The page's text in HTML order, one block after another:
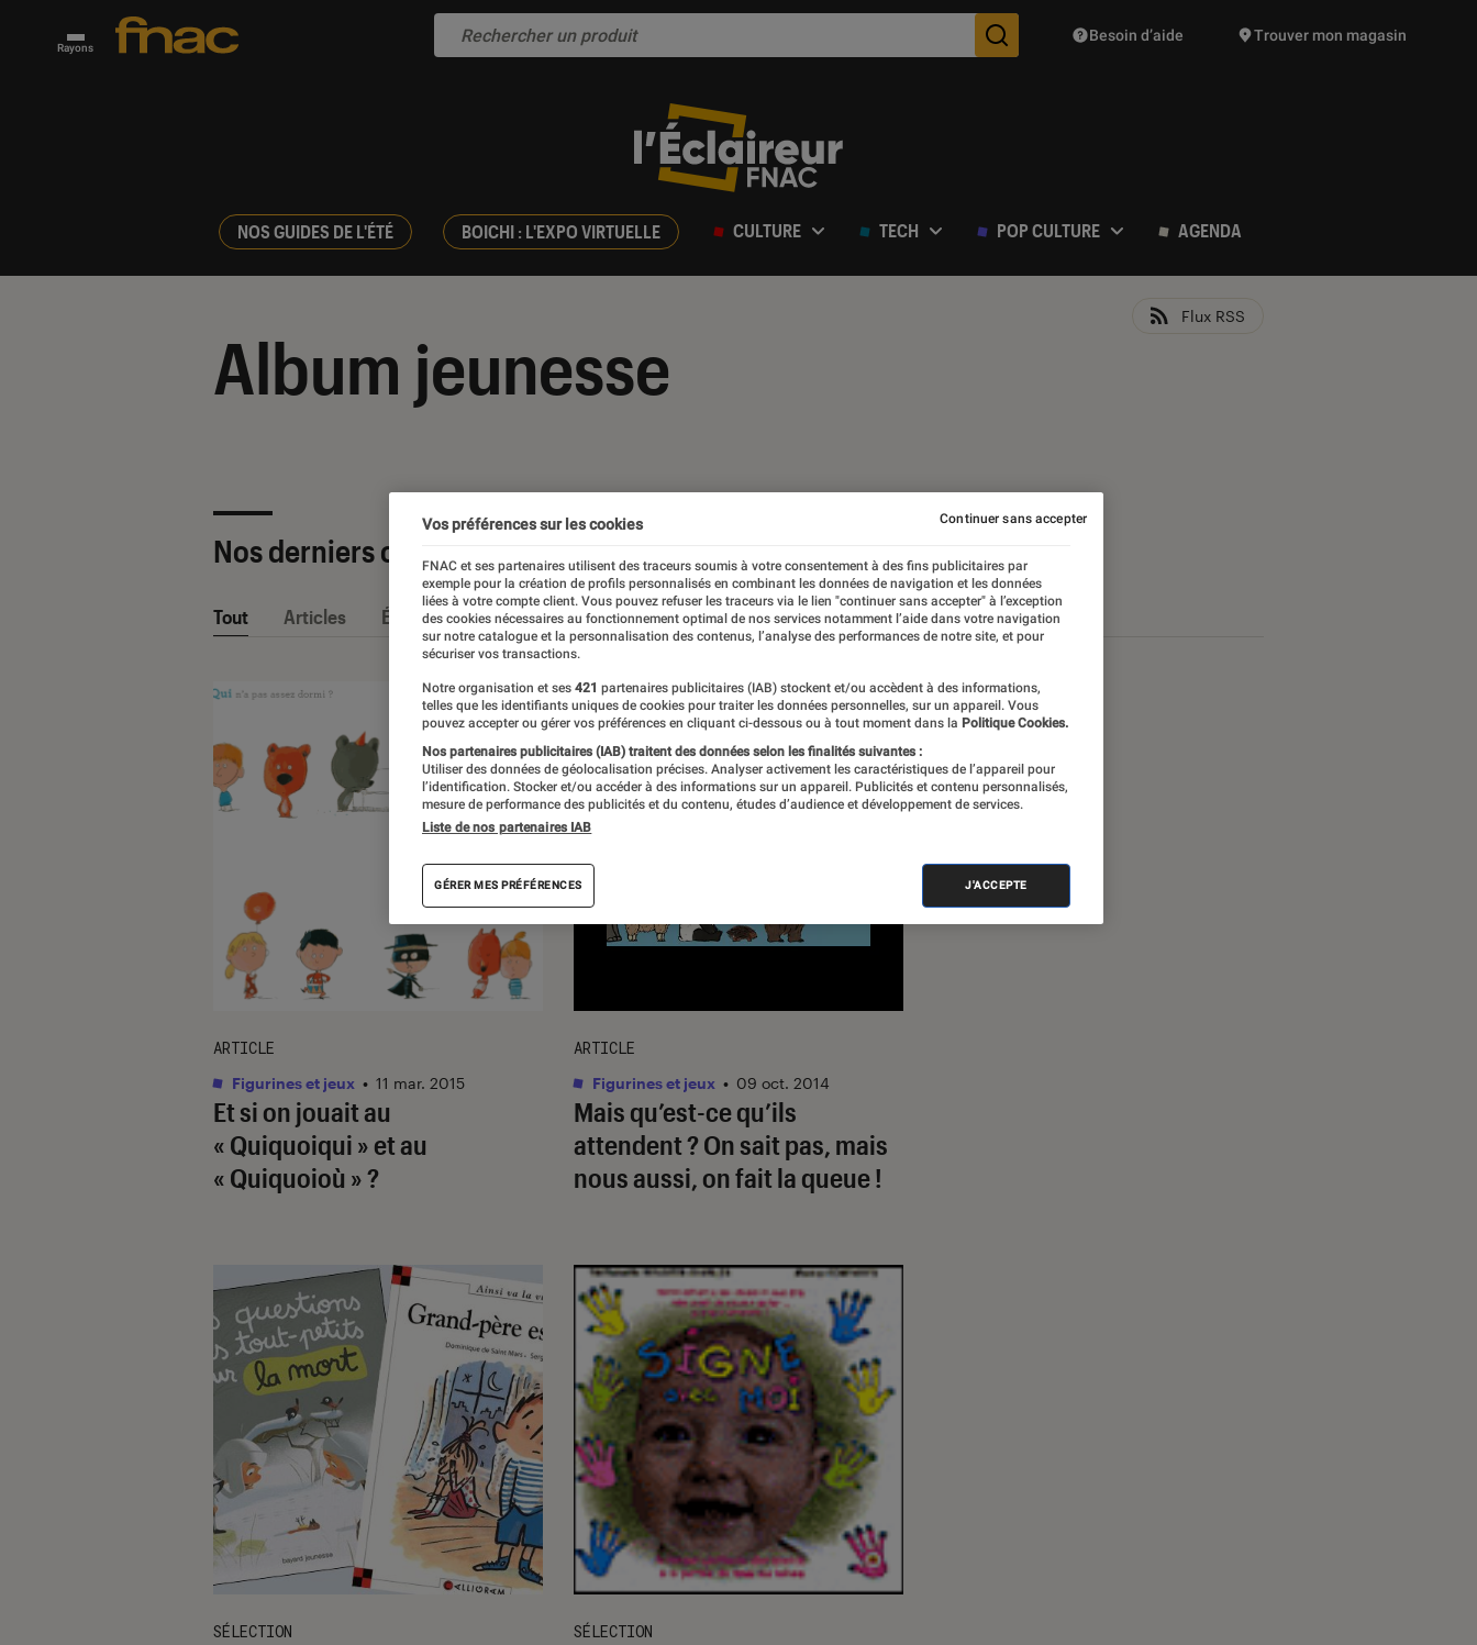
Rayons Des suggestions de produits vont vous être proposées
Besoin d’aide Trouver mon magasin
NOS GUIDES DE L'ÉTÉ BOICHI : L'EXPO VIRTUELLE CULTURE TECH POP CULTURE AGENDA
Album jeunesse
Flux RSS
Nos derniers contenus
Tout Articles Événéments Sélections et guides
Et si on jouait au
« Quiquoiqui » et au
« Quiquoioù » ?
ARTICLE
Figurines et jeux • 11 mar. 2015
Mais qu’est-ce qu’ils
attendent ? On sait pas, mais
nous aussi, on fait la queue !
ARTICLE
Figurines et jeux • 09 oct. 2014
SÉLECTION SÉLECTION
Vos préférences sur les cookies
FNAC et ses partenaires utilisent des traceurs soumis à votre consentement à des fins publicitaires par
exemple pour la création de profils personnalisés en combinant les données de navigation et les données
liées à votre compte client. Vous pouvez refuser les traceurs via le lien "continuer sans accepter" à l’exception
des cookies nécessaires au fonctionnement optimal de nos services notamment l’aide dans votre navigation
sur notre catalogue et la personnalisation des contenus, l’analyse des performances de notre site, et pour
sécuriser vos transactions.
Notre organisation et ses 421 partenaires publicitaires (IAB) stockent et/ou accèdent à des informations,
telles que les identifiants uniques de cookies pour traiter les données personnelles, sur un appareil. Vous
pouvez accepter ou gérer vos préférences en cliquant ci-dessous ou à tout moment dans la Politique Cookies.
Nos partenaires publicitaires (IAB) traitent des données selon les finalités suivantes :
Utiliser des données de géolocalisation précises. Analyser activement les caractéristiques de l’appareil pour
l’identification. Stocker et/ou accéder à des informations sur un appareil. Publicités et contenu personnalisés,
mesure de performance des publicités et du contenu, études d’audience et développement de services.
Liste de nos partenaires IAB
GÉRER MES PRÉFÉRENCES J'ACCEPTE
Continuer sans accepter